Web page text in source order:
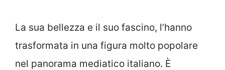
La sua bellezza e il suo fascino, l’hanno
trasformata in una figura molto popolare
nel panorama mediatico italiano. È